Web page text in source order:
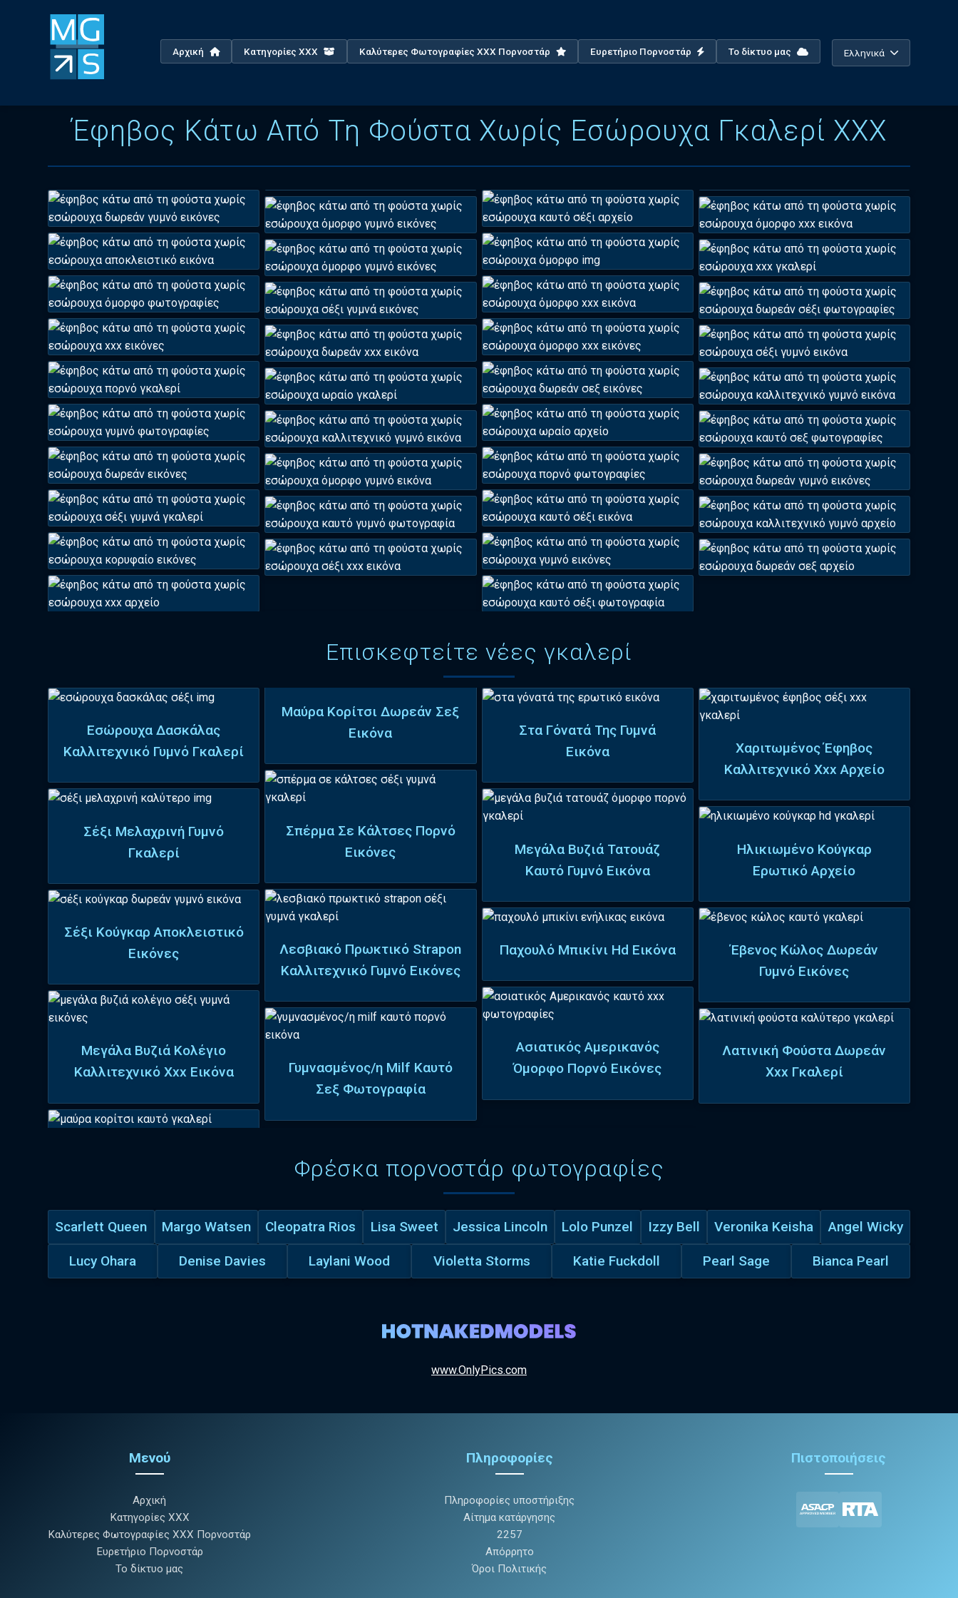
Αρχική Κατηγορίες XXX Καλύτερες Φωτογραφίες XXX Πορνοστάρ Ευρετήριο Πορνοστάρ Το δίκτυο μας Ελληνικά
Έφηβος Κάτω Από Τη Φούστα Χωρίς Εσώρουχα Γκαλερί XXX
Επισκεφτείτε νέες γκαλερί
Εσώρουχα Δασκάλας
Καλλιτεχνικό Γυμνό Γκαλερί
Σέξι Μελαχρινή Γυμνό
Γκαλερί
Σέξι Κούγκαρ Αποκλειστικό
Εικόνες
Μεγάλα Βυζιά Κολέγιο
Καλλιτεχνικό Xxx Εικόνα
Μαύρα Κορίτσι Δωρεάν Σεξ
Εικόνα
Σπέρμα Σε Κάλτσες Πορνό
Εικόνες
Λεσβιακό Πρωκτικό Strapon
Καλλιτεχνικό Γυμνό Εικόνες
Γυμνασμένος/η Milf Καυτό
Σεξ Φωτογραφία
Στα Γόνατά Της Γυμνά
Εικόνα
Μεγάλα Βυζιά Τατουάζ
Καυτό Γυμνό Εικόνα
Παχουλό Μπικίνι Hd Εικόνα
Ασιατικός Αμερικανός
Όμορφο Πορνό Εικόνες
Χαριτωμένος Έφηβος
Καλλιτεχνικό Xxx Αρχείο
Ηλικιωμένο Κούγκαρ
Ερωτικό Αρχείο
Έβενος Κώλος Δωρεάν
Γυμνό Εικόνες
Λατινική Φούστα Δωρεάν
Xxx Γκαλερί
Φρέσκα πορνοστάρ φωτογραφίες
Scarlett Queen Margo Watsen Cleopatra Rios Lisa Sweet Jessica Lincoln Lolo Punzel Izzy Bell Veronika Keisha Angel Wicky
Lucy Ohara Denise Davies Laylani Wood Violetta Storms Katie Fuckdoll Pearl Sage Bianca Pearl
www.OnlyPics.com
Μενού
Αρχική
Κατηγορίες XXX
Καλύτερες Φωτογραφίες XXX Πορνοστάρ
Ευρετήριο Πορνοστάρ
Το δίκτυο μας
Πληροφορίες
Πληροφορίες υποστήριξης
Αίτημα κατάργησης
2257
Απόρρητο
Όροι Πολιτικής
Πιστοποιήσεις